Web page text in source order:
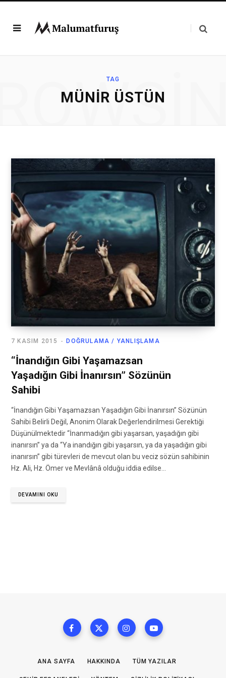
TAG
MÜNIR ÜSTÜN
DOĞRULAMA / YANLIŞLAMA
7 KASIM 2015
“İnandığın Gibi Yaşamazsan
Yaşadığın Gibi İnanırsın” Sözünün
Sahibi
“İnandığın Gibi Yaşamazsan Yaşadığın Gibi İnanırsın” Sözünün
Sahibi Belirli Değil, Anonim Olarak Değerlendirilmesi Gerektiği
Düşünülmektedir “İnanmadığın gibi yaşarsan, yaşadığın gibi
inanırsın” ya da “Ya inandığın gibi yaşarsın, ya da yaşadığın gibi
inanırsın” gibi türevleri de mevcut olan bu veciz sözün sahibinin
Hz. Ali, Hz. Ömer ve Mevlânâ olduğu iddia edilse…
DEVAMINI OKU
ANA SAYFA HAKKINDA TÜM YAZILAR